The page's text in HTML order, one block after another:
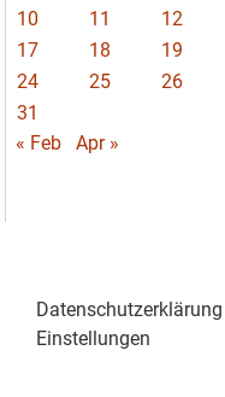
10
11 12
17
18 19
24
25 26
31
« Feb
Apr »
Datenschutzerklärung
Einstellungen